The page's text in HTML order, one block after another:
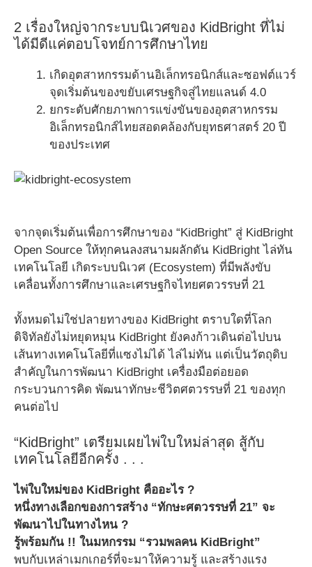
2 เรื่องใหญ่จากระบบนิเวศของ KidBright ที่ไม่
ได้มีดีแค่ตอบโจทย์การศึกษาไทย
เกิดอุตสาหกรรมด้านอิเล็กทรอนิกส์และซอฟต์แวร์
จุดเริ่มต้นของขยับเศรษฐกิจสู่ไทยแลนด์ 4.0
ยกระดับศักยภาพการแข่งขันของอุตสาหกรรม
อิเล็กทรอนิกส์ไทยสอดคล้องกับยุทธศาสตร์ 20 ปี
ของประเทศ
จากจุดเริ่มต้นเพื่อการศึกษาของ “KidBright” สู่ KidBright
Open Source ให้ทุกคนลงสนามผลักดัน KidBright ไล่ทัน
เทคโนโลยี เกิดระบบนิเวศ (Ecosystem) ที่มีพลังขับ
เคลื่อนทั้งการศึกษาและเศรษฐกิจไทยศตวรรษที่ 21
ทั้งหมดไม่ใช่ปลายทางของ KidBright ตราบใดที่โลก
ดิจิทัลยังไม่หยุดหมุน KidBright ยังคงก้าวเดินต่อไปบน
เส้นทางเทคโนโลยีที่แซงไม่ได้ ไล่ไม่ทัน แต่เป็นวัตถุดิบ
สำคัญในการพัฒนา KidBright เครื่องมือต่อยอด
กระบวนการคิด พัฒนาทักษะชีวิตศตวรรษที่ 21 ของทุก
คนต่อไป
“KidBright” เตรียมเผยไพ่ใบใหม่ล่าสุด สู้กับ
เทคโนโลยีอีกครั้ง . . .
ไพ่ใบใหม่ของ KidBright คืออะไร ?
หนึ่งทางเลือกของการสร้าง “ทักษะศตวรรษที่ 21” จะ
พัฒนาไปในทางไหน ?
รู้พร้อมกัน !! ในมหกรรม “รวมพลคน KidBright”
พบกับเหล่าเมกเกอร์ที่จะมาให้ความรู้ และสร้างแรง